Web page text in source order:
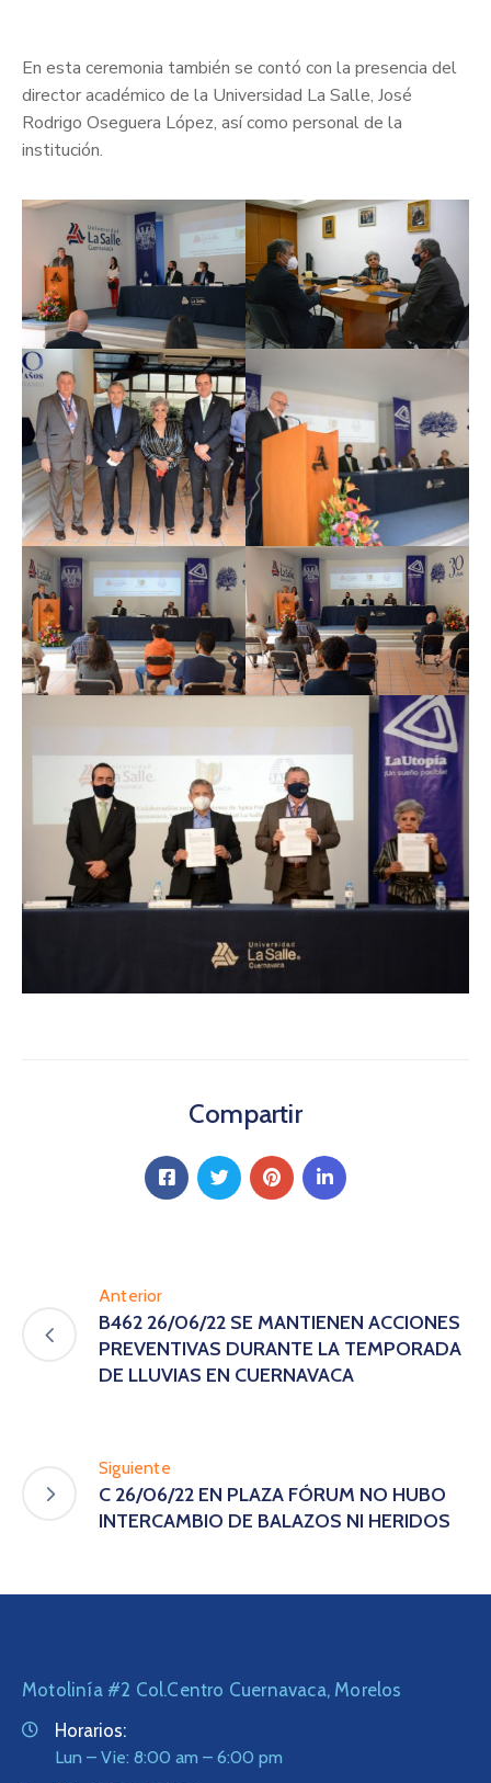
En esta ceremonia también se contó con la presencia del
director académico de la Universidad La Salle, José
Rodrigo Oseguera López, así como personal de la
institución.
Compartir
Anterior
B462 26/06/22 SE MANTIENEN ACCIONES
PREVENTIVAS DURANTE LA TEMPORADA
DE LLUVIAS EN CUERNAVACA
Siguiente
C 26/06/22 EN PLAZA FÓRUM NO HUBO
INTERCAMBIO DE BALAZOS NI HERIDOS
Motolinía #2 Col.Centro Cuernavaca, Morelos
Horarios:
Lun – Vie: 8:00 am – 6:00 pm